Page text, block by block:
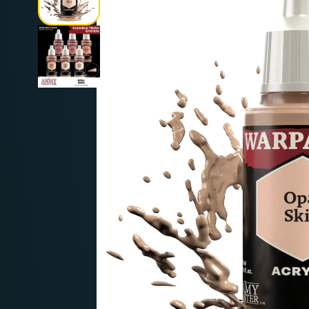
Deutschland: ab
Österreich & EU: ab
Schweiz: ab
Nicht-EU: kein kostenloser Versand
Lieferungen in Nicht-EU-Länder (z. B.
nicht im Kaufpreis